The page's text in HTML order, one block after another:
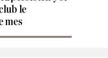
le
mes